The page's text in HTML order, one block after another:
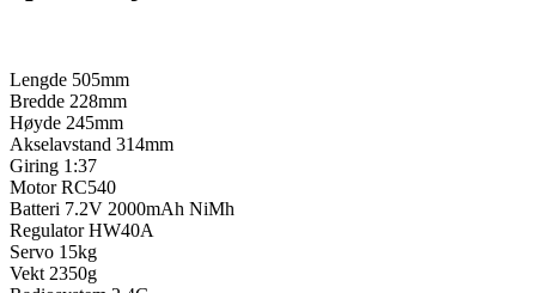
Lengde 505mm
Bredde 228mm
Høyde 245mm
Akselavstand 314mm
Giring 1:37
Motor RC540
Batteri 7.2V 2000mAh NiMh
Regulator HW40A
Servo 15kg
Vekt 2350g